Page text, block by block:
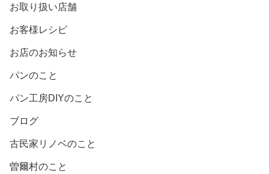
お取り扱い店舗
お客様レシピ
お店のお知らせ
パンのこと
パン工房DIYのこと
ブログ
古民家リノベのこと
曽爾村のこと